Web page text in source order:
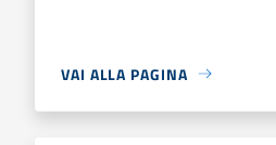
VAI ALLA PAGINA